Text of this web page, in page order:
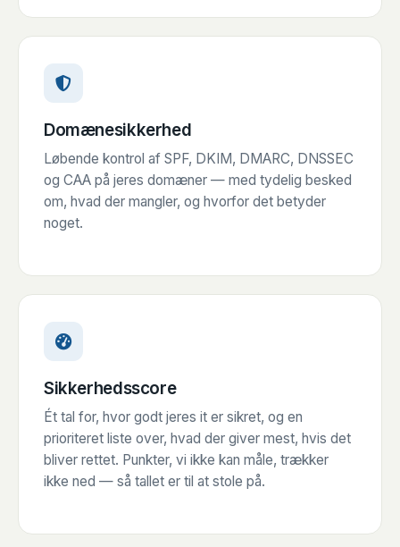
Domænesikkerhed
Løbende kontrol af SPF, DKIM, DMARC, DNSSEC
og CAA på jeres domæner — med tydelig besked
om, hvad der mangler, og hvorfor det betyder
noget.
Sikkerhedsscore
Ét tal for, hvor godt jeres it er sikret, og en
prioriteret liste over, hvad der giver mest, hvis det
bliver rettet. Punkter, vi ikke kan måle, trækker
ikke ned — så tallet er til at stole på.